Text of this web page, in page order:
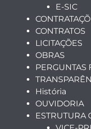
E-SIC
CONTRATOS
LICITAÇÕES
OBRAS
PERGUNTAS
História
OUVIDORIA
ESTRUTURA